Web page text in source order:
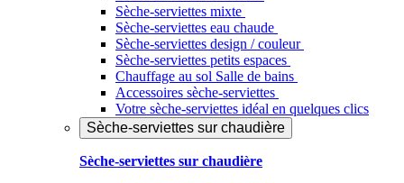
Sèche-serviettes mixte
Sèche-serviettes eau chaude
Sèche-serviettes design / couleur
Sèche-serviettes petits espaces
Chauffage au sol Salle de bains
Accessoires sèche-serviettes
Votre sèche-serviettes idéal en quelques clics
Sèche-serviettes sur chaudière
Sèche-serviettes sur chaudière